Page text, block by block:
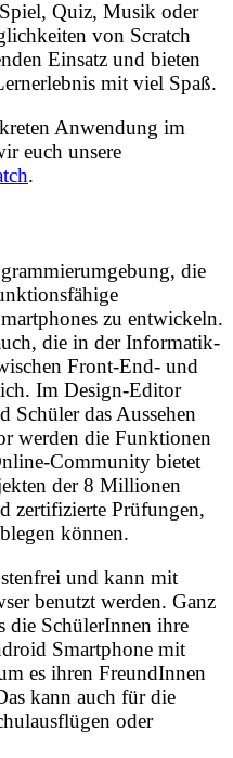
Quiz, Musik oder
von Scratch
Einsatz und bieten
mit viel Spaß.
Anwendung im
euch unsere
.
die
zu entwickeln.
die in der Informatik-
Front-End- und
Im Design-Editor
Schüler das Aussehen
werden die Funktionen
Community bietet
der 8 Millionen
zertifizierte Prüfungen,
können.
und kann mit
benutzt werden. Ganz
die SchülerInnen ihre
Smartphone mit
es ihren FreundInnen
kann auch für die
oder